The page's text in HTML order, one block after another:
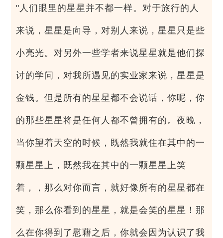
"人们眼里的星星并不都一样。对于旅行的人
来说，星星是向导，对别人来说，星星只是些
小亮光。对另外一些学者来说星星就是他们探
讨的学问，对我所遇见的实业家来说，星星是
金钱。但是所有的星星都不会说话，你呢，你
的那些星星将是任何人都不曾拥有的。夜晚，
当你望着天空的时候，既然我就住在其中的一
颗星星上，既然我在其中的一颗星星上笑
着，，那么对你而言，就好像所有的星星都在
笑，那么你看到的星星，就是会笑的星星！那
么在你得到了慰藉之后，你就会因为认识了我